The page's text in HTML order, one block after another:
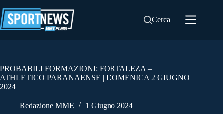
al
contenuto
Cerca
PROBABILI FORMAZIONI: FORTALEZA –
ATHLETICO PARANAENSE | DOMENICA 2 GIUGNO
2024
Redazione MME 1 Giugno 2024